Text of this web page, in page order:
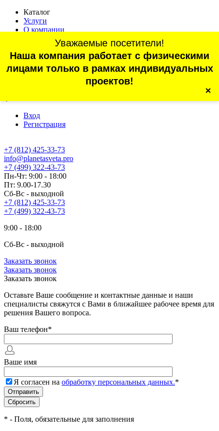
Каталог
Услуги
О компании
Статьи
Контакты
Отзывы
г. Санкт-Петербург, проспект Обуховской Обороны, 70, корп.
Вход
Регистрация
+7 (812) 425-33-73
Уважаемые посетители!
Наша компания работает с физическими
лицами только в рамках индивидуальных
проектов!
×
info@planetasveta.pro
+7 (499) 322-43-73
Пн-Чт: 9:00 - 18:00
Пт: 9.00-17.30
Сб-Вс - выходной
+7 (812) 425-33-73
+7 (499) 322-43-73
9:00 - 18:00
Сб-Вс - выходной
Заказать звонок
Заказать звонок
Заказать звонок
Оставьте Ваше сообщение и контактные данные и наши
специалисты свяжутся с Вами в ближайшее рабочее время для
решения Вашего вопроса.
Ваш телефон*
Ваше имя
Я согласен на обработку персональных данных.*
* - Поля, обязательные для заполнения